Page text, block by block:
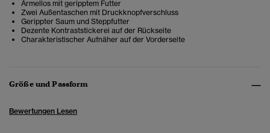
Ärmellos mit geripptem Futter
Zwei Außentaschen mit Druckknopfverschluss
Gerippter Saum und Steppfutter
Dezente Kontraststickerei auf der Rückseite
Charakteristischer Aufnäher auf der Vorderseite
Größe und Passform
Bewertungen Lesen